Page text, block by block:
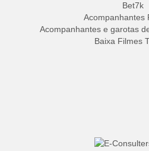
Bet7k
Acompanhantes
Acompanhantes e garotas
Baixa Filmes